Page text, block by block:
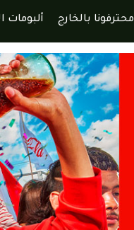
محترفونا بالخارج ألبومات